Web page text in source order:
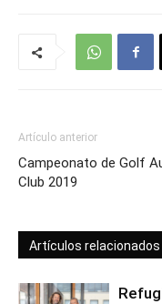
Artículo anterior
Campeonato de Golf
Club 2019
Artículos relacionados